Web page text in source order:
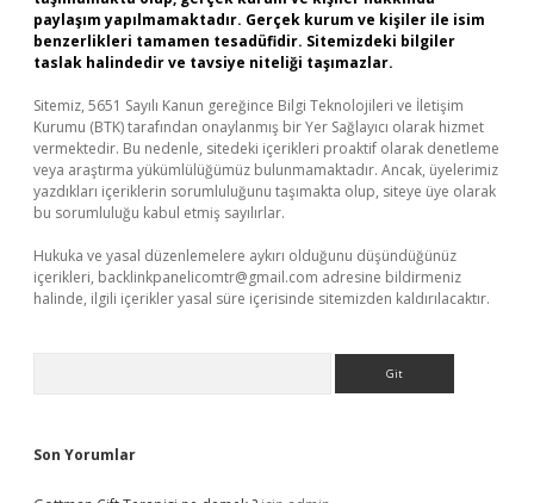
paylaşım yapılmamaktadır. Gerçek kurum ve kişiler ile isim
benzerlikleri tamamen tesadüfidir. Sitemizdeki bilgiler
taslak halindedir ve tavsiye niteliği taşımazlar.
Sitemiz, 5651 Sayılı Kanun gereğince Bilgi Teknolojileri ve İletişim
Kurumu (BTK) tarafından onaylanmış bir Yer Sağlayıcı olarak hizmet
vermektedir. Bu nedenle, sitedeki içerikleri proaktif olarak denetleme
veya araştırma yükümlülüğümüz bulunmamaktadır. Ancak, üyelerimiz
yazdıkları içeriklerin sorumluluğunu taşımakta olup, siteye üye olarak
bu sorumluluğu kabul etmiş sayılırlar.
Hukuka ve yasal düzenlemelere aykırı olduğunu düşündüğünüz
içerikleri, backlinkpanelicomtr@gmail.com adresine bildirmeniz
halinde, ilgili içerikler yasal süre içerisinde sitemizden kaldırılacaktır.
Son Yorumlar